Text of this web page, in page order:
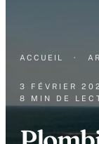
ACCUEIL ·
3 FÉVRIER
8 MIN DE